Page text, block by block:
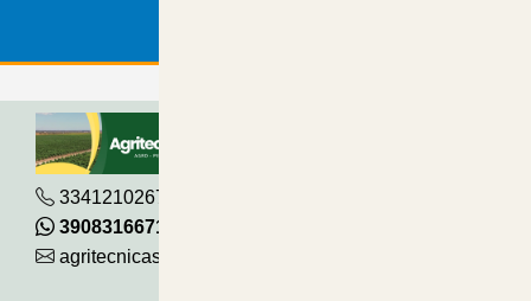
3341210267
390831667115
agritecnicasrl@gmail.com